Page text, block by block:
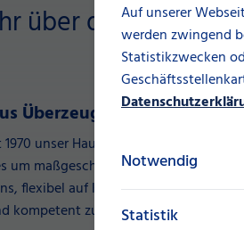
Auf unserer
werden zwingend
Statistikzwecken
Notwendig
Statistik
über die
Überzeugung:
unser Hauptgeschäft. Wir sind
maßgeschneiderte
flexibel auf Kundenwünsche zu
kompetent zu analysieren.